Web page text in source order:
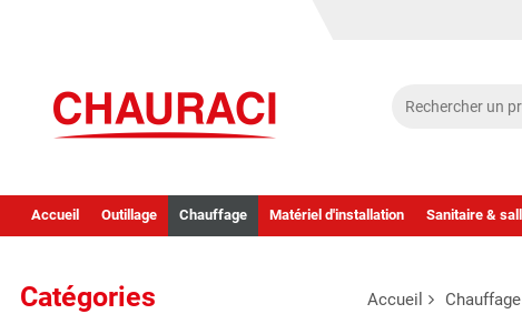
Accueil Outillage Chauffage Matériel d'installation Sanitaire &
Catégories Accueil Chauffage